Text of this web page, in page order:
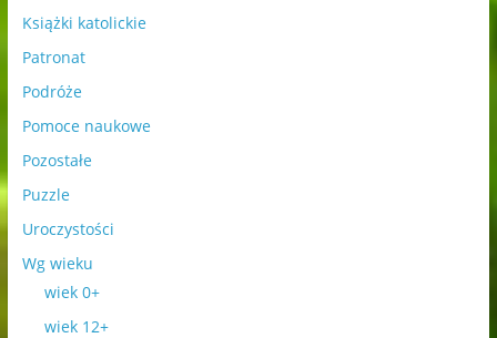
Książki katolickie
Patronat
Podróże
Pomoce naukowe
Pozostałe
Puzzle
Uroczystości
Wg wieku
wiek 0+
wiek 12+